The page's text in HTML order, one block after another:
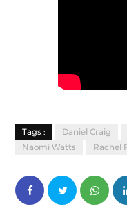
Tags : Daniel Craig
Naomi Watts
Rachel